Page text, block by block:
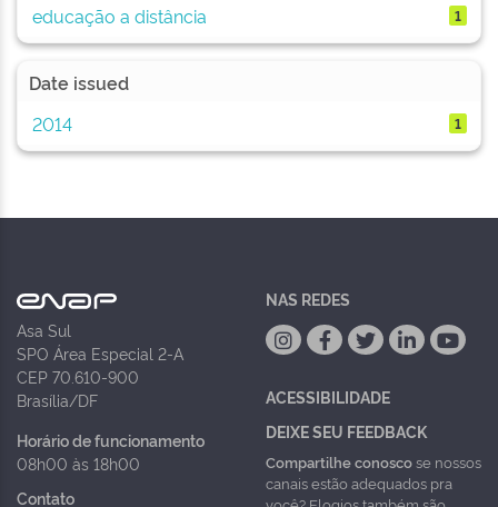
educação a distância 1
Date issued
2014
1
Asa Sul
SPO Área Especial 2-A
CEP 70.610-900
Brasília/DF
Horário de funcionamento
08h00 às 18h00
Contato
NAS REDES
ACESSIBILIDADE
DEIXE SEU FEEDBACK
Compartilhe conoscose nossos
canais estão adequados pra